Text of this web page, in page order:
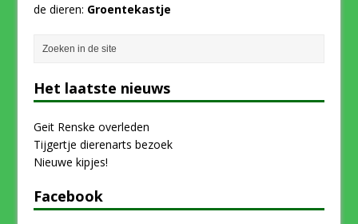
de dieren: Groentekastje
Het laatste nieuws
Geit Renske overleden
Tijgertje dierenarts bezoek
Nieuwe kipjes!
Facebook